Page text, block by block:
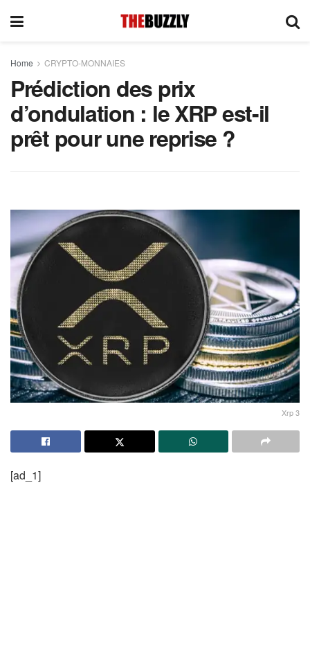
Home CRYPTO-MONNAIES
Prédiction des prix
d’ondulation : le XRP est-il
prêt pour une reprise ?
Xrp 3
[ad_1]